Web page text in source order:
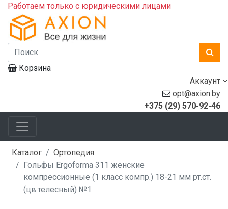
Работаем только с юридическими лицами
Корзина
Аккаунт
opt@axion.by
+375 (29) 570-92-46
Каталог
Ортопедия
Гольфы Ergoforma 311 женские
компрессионные (1 класс компр.) 18-21 мм рт.ст.
(цв.телесный) №1